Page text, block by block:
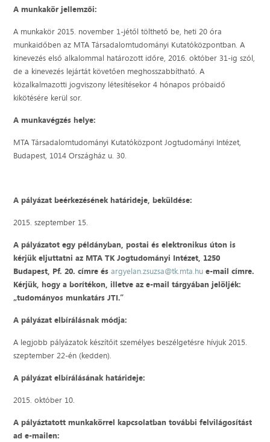
A munkakör jellemzői:
A munkakör 2015. november 1-jétől tölthető be, heti 20 óra
munkaidőben az MTA Társadalomtudományi Kutatóközpontban. A
kinevezés első alkalommal határozott időre, 2016. október 31-ig szól,
de a kinevezés lejártát követően meghosszabbítható. A
közalkalmazotti jogviszony létesítésekor 4 hónapos próbaidő
kikötésére kerül sor.
A munkavégzés helye:
MTA Társadalomtudományi Kutatóközpont Jogtudományi Intézet,
Budapest, 1014 Országház u. 30.
A pályázat beérkezésének határideje, beküldése:
2015. szeptember 15.
A pályázatot egy példányban, postai és elektronikus úton is
kérjük eljuttatni az MTA TK Jogtudományi Intézet, 1250
Budapest, Pf. 20. címre ésargyelan.zsuzsa@tk.mta.hu e-mail címre.
Kérjük, hogy a borítékon, illetve az e-mail tárgyában jelöljék:
„tudományos munkatárs JTI.”
A pályázat elbírálásnak módja:
A legjobb pályázatok készítőit személyes beszélgetésre hívjuk 2015.
szeptember 22-én (kedden).
A pályázat elbírálásának határideje:
2015. október 10.
A pályáztatott munkakörrel kapcsolatban további felvilágosítást
ad e-mailen: